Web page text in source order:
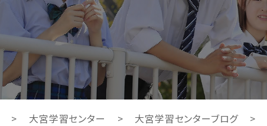
> 大宮学習センター > 大宮学習センターブログ >